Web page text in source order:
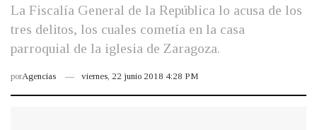
La Fiscalía General de la República lo acusa de los
tres delitos, los cuales cometía en la casa
parroquial de la iglesia de Zaragoza.
porAgencias viernes, 22 junio 2018 4:28 PM